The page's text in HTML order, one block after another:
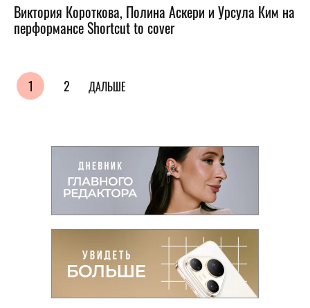
Виктория Короткова, Полина Аскери и Урсула Ким на
перформансе Shortcut to cover
1 2 ДАЛЬШЕ